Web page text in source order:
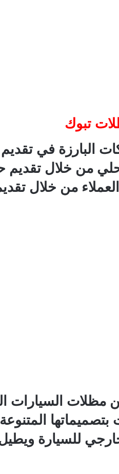
تبوك
البارزة في
من خلال تقديم
من خلال
مظلات
بتصميماتها
للسيارة